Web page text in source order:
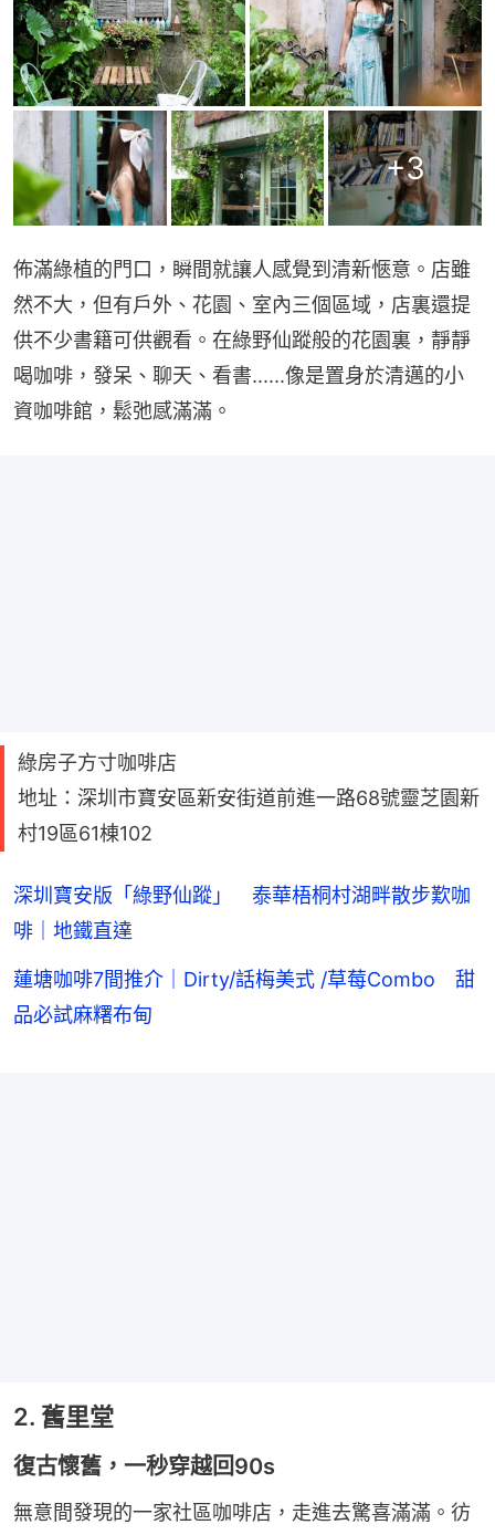
+3
佈滿綠植的門口，瞬間就讓人感覺到清新愜意。店雖
然不大，但有戶外、花園、室內三個區域，店裏還提
供不少書籍可供觀看。在綠野仙蹤般的花園裏，靜靜
喝咖啡，發呆、聊天、看書......像是置身於清邁的小
資咖啡館，鬆弛感滿滿。
綠房子方寸咖啡店
地址：深圳市寶安區新安街道前進一路68號靈芝園新
村19區61棟102
深圳寶安版「綠野仙蹤」 泰華梧桐村湖畔散步歎咖
啡｜地鐵直達
蓮塘咖啡7間推介｜Dirty/話梅美式 /草莓Combo 甜
品必試麻糬布甸
2. 舊里堂
復古懷舊，一秒穿越回90s
無意間發現的一家社區咖啡店，走進去驚喜滿滿。彷